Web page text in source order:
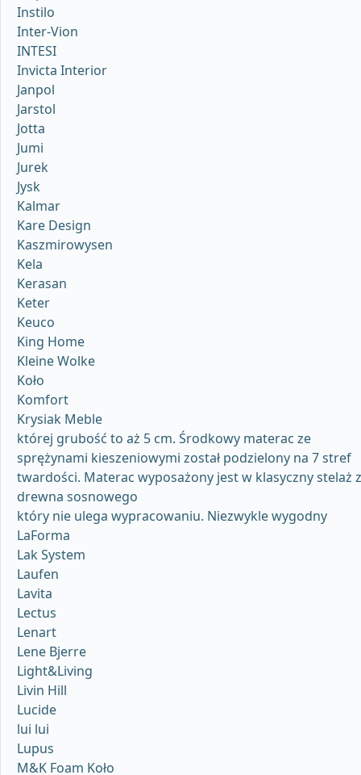
Instilo
Inter-Vion
INTESI
Invicta Interior
Janpol
Jarstol
Jotta
Jumi
Jurek
Jysk
Kalmar
Kare Design
Kaszmirowysen
Kela
Kerasan
Keter
Keuco
King Home
Kleine Wolke
Koło
Komfort
Krysiak Meble
której grubość to aż 5 cm. Środkowy materac ze
sprężynami kieszeniowymi został podzielony na 7 stref
twardości. Materac wyposażony jest w klasyczny stelaż z
drewna sosnowego
który nie ulega wypracowaniu. Niezwykle wygodny
LaForma
Lak System
Laufen
Lavita
Lectus
Lenart
Lene Bjerre
Light&Living
Livin Hill
Lucide
lui lui
Lupus
M&K Foam Koło